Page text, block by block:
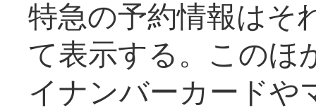
特急の予約情報はそ
て表示する。このほ
イナンバーカードや